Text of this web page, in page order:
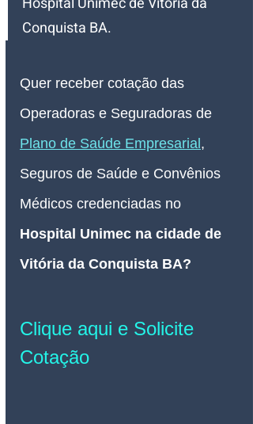
Conquista BA.
Quer receber cotação das
Operadoras e Seguradoras de
Plano de Saúde Empresarial ,
Seguros de Saúde e Convênios
Médicos credenciadas no
Hospital Unimec na cidade de
Vitória da Conquista BA?
Clique aqui e Solicite
Cotação